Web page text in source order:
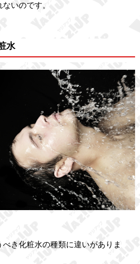
いのです。
水
き化粧水の種類に違いがありま